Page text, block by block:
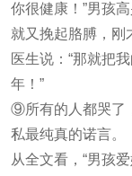
你很健康！”男孩
就又挽起胳膊，刚
医生说：“那就把
年！”
⑨所有的人都哭了
私最纯真的诺言。
从全文看，“男孩